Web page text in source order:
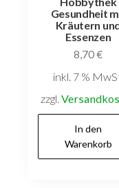
Gesundheit
Kräutern
Essenzen
8,70€
inkl. 7 %
zzgl.
In den
Warenkorb